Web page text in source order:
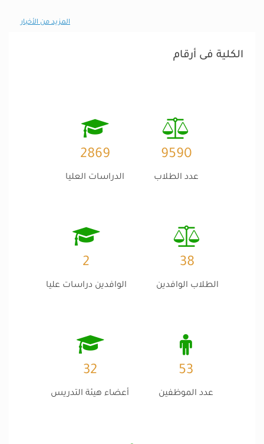
المزيد من الأخبار
الكلية فى أرقام
9590
عدد الطلاب
2869
الدراسات العليا
38
الطلاب الوافدين
2
الوافدين دراسات عليا
53
عدد الموظفين
32
أعضاء هيئة التدريس